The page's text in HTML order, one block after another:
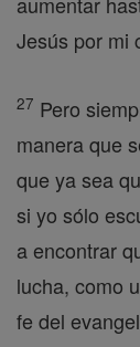
Jesús por mi
27 Pero
manera que
que ya sea
si yo sólo
a encontrar
lucha, como
fe del